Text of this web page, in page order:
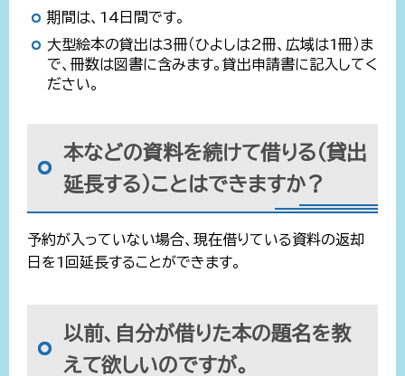
期間は、14日間です。
大型絵本の貸出は3冊（ひよしは2冊、広域は1冊）ま
で、冊数は図書に含みます。貸出申請書に記入してく
ださい。
本などの資料を続けて借りる（貸出
延長する）ことはできますか？
予約が入っていない場合、現在借りている資料の返却
日を1回延長することができます。
以前、自分が借りた本の題名を教
えて欲しいのですが。